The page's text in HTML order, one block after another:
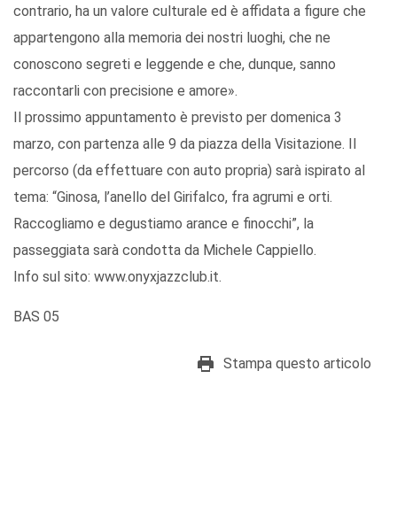
contrario, ha un valore culturale ed è affidata a figure che
appartengono alla memoria dei nostri luoghi, che ne
conoscono segreti e leggende e che, dunque, sanno
raccontarli con precisione e amore».
Il prossimo appuntamento è previsto per domenica 3
marzo, con partenza alle 9 da piazza della Visitazione. Il
percorso (da effettuare con auto propria) sarà ispirato al
tema: “Ginosa, l’anello del Girifalco, fra agrumi e orti.
Raccogliamo e degustiamo arance e finocchi”, la
passeggiata sarà condotta da Michele Cappiello.
Info sul sito: www.onyxjazzclub.it.
BAS 05
Stampa questo articolo